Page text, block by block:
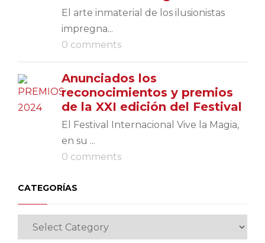
El arte inmaterial de los ilusionistas
impregna...
0 comments
Anunciados los
reconocimientos y premios
de la XXI edición del Festival
El Festival Internacional Vive la Magia,
en su ...
0 comments
CATEGORÍAS